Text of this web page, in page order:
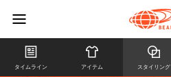
タイムライン アイテム スタイリング